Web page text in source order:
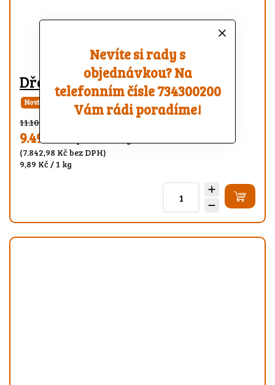
Nevíte si rady s
objednávkou? Na
telefonním čísle 734300200
Vám rádi poradíme!
Dřevěné brikety RUF SMRK
Novinka Doprava zdarma
Skladem
11.100 Kč
9.490 Kč
(7.842,98 Kč bez DPH)
9,89 Kč / 1 kg